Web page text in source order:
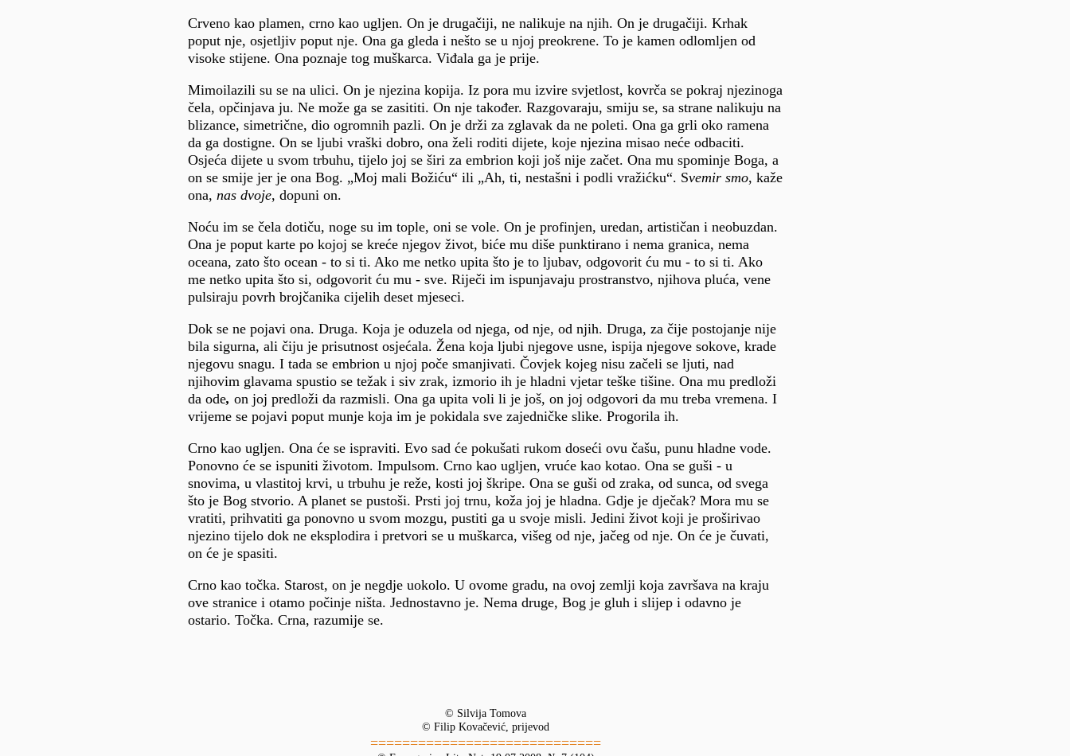
Crveno kao plamen, crno kao ugljen. On je drugačiji, ne nalikuje na njih. On je drugačiji. Krhak
poput nje, osjetljiv poput nje. Ona ga gleda i nešto se u njoj preokrene. To je kamen odlomljen od
visoke stijene. Ona poznaje tog muškarca. Viđala ga je prije.
Mimoilazili su se na ulici. On je njezina kopija. Iz pora mu izvire svjetlost, kovrča se pokraj njezinoga
čela, opčinjava ju. Ne može ga se zasititi. On nje također. Razgovaraju, smiju se, sa strane nalikuju na
blizance, simetrične, dio ogromnih pazli. On je drži za zglavak da ne poleti. Ona ga grli oko ramena
da ga dostigne. On se ljubi vraški dobro, ona želi roditi dijete, koje njezina misao neće odbaciti.
Osjeća dijete u svom trbuhu, tijelo joj se širi za embrion koji još nije začet. Ona mu spominje Boga, a
on se smije jer je ona Bog. „Moj mali Božiću“ ili „Ah, ti, nestašni i podli vražićku“. Svemir smo, kaže
ona, nas dvoje, dopuni on.
Noću im se čela dotiču, noge su im tople, oni se vole. On je profinjen, uredan, artističan i neobuzdan.
Ona je poput karte po kojoj se kreće njegov život, biće mu diše punktirano i nema granica, nema
oceana, zato što ocean - to si ti. Ako me netko upita što je to ljubav, odgovorit ću mu - to si ti. Ako
me netko upita što si, odgovorit ću mu - sve. Riječi im ispunjavaju prostranstvo, njihova pluća, vene
pulsiraju povrh brojčanika cijelih deset mjeseci.
Dok se ne pojavi ona. Druga. Koja je oduzela od njega, od nje, od njih. Druga, za čije postojanje nije
bila sigurna, ali čiju je prisutnost osjećala. Žena koja ljubi njegove usne, ispija njegove sokove, krade
njegovu snagu. I tada se embrion u njoj poče smanjivati. Čovjek kojeg nisu začeli se ljuti, nad
njihovim glavama spustio se težak i siv zrak, izmorio ih je hladni vjetar teške tišine. Ona mu predloži
da ode, on joj predloži da razmisli. Ona ga upita voli li je još, on joj odgovori da mu treba vremena. I
vrijeme se pojavi poput munje koja im je pokidala sve zajedničke slike. Progorila ih.
Crno kao ugljen. Ona će se ispraviti. Evo sad će pokušati rukom doseći ovu čašu, punu hladne vode.
Ponovno će se ispuniti životom. Impulsom. Crno kao ugljen, vruće kao kotao. Ona se guši - u
snovima, u vlastitoj krvi, u trbuhu je reže, kosti joj škripe. Ona se guši od zraka, od sunca, od svega
što je Bog stvorio. A planet se pustoši. Prsti joj trnu, koža joj je hladna. Gdje je dječak? Mora mu se
vratiti, prihvatiti ga ponovno u svom mozgu, pustiti ga u svoje misli. Jedini život koji je proširivao
njezino tijelo dok ne eksplodira i pretvori se u muškarca, višeg od nje, jačeg od nje. On će je čuvati,
on će je spasiti.
Crno kao točka. Starost, on je negdje uokolo. U ovome gradu, na ovoj zemlji koja završava na kraju
ove stranice i otamo počinje ništa. Jednostavno je. Nema druge, Bog je gluh i slijep i odavno je
ostario. Točka. Crna, razumije se.
© Silvija Tomova
© Filip Kovačević, prijevod
=============================